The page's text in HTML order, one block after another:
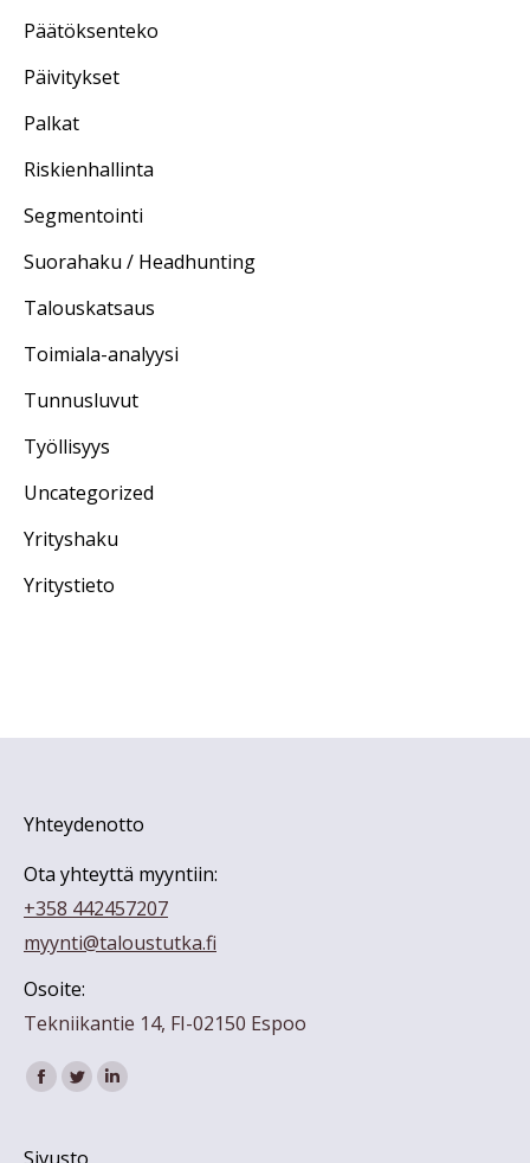
Päätöksenteko
Päivitykset
Palkat
Riskienhallinta
Segmentointi
Suorahaku / Headhunting
Talouskatsaus
Toimiala-analyysi
Tunnusluvut
Työllisyys
Uncategorized
Yrityshaku
Yritystieto
Yhteydenotto
Ota yhteyttä myyntiin:
+358 442457207
myynti@taloustutka.fi
Osoite:
Tekniikantie 14, FI-02150 Espoo
Find us on:
Facebook
TwitterLinkedin